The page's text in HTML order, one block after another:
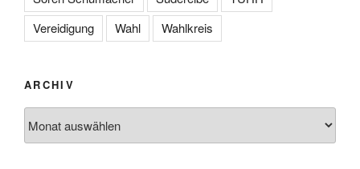
Vereidigung
Wahl Wahlkreis
ARCHIV